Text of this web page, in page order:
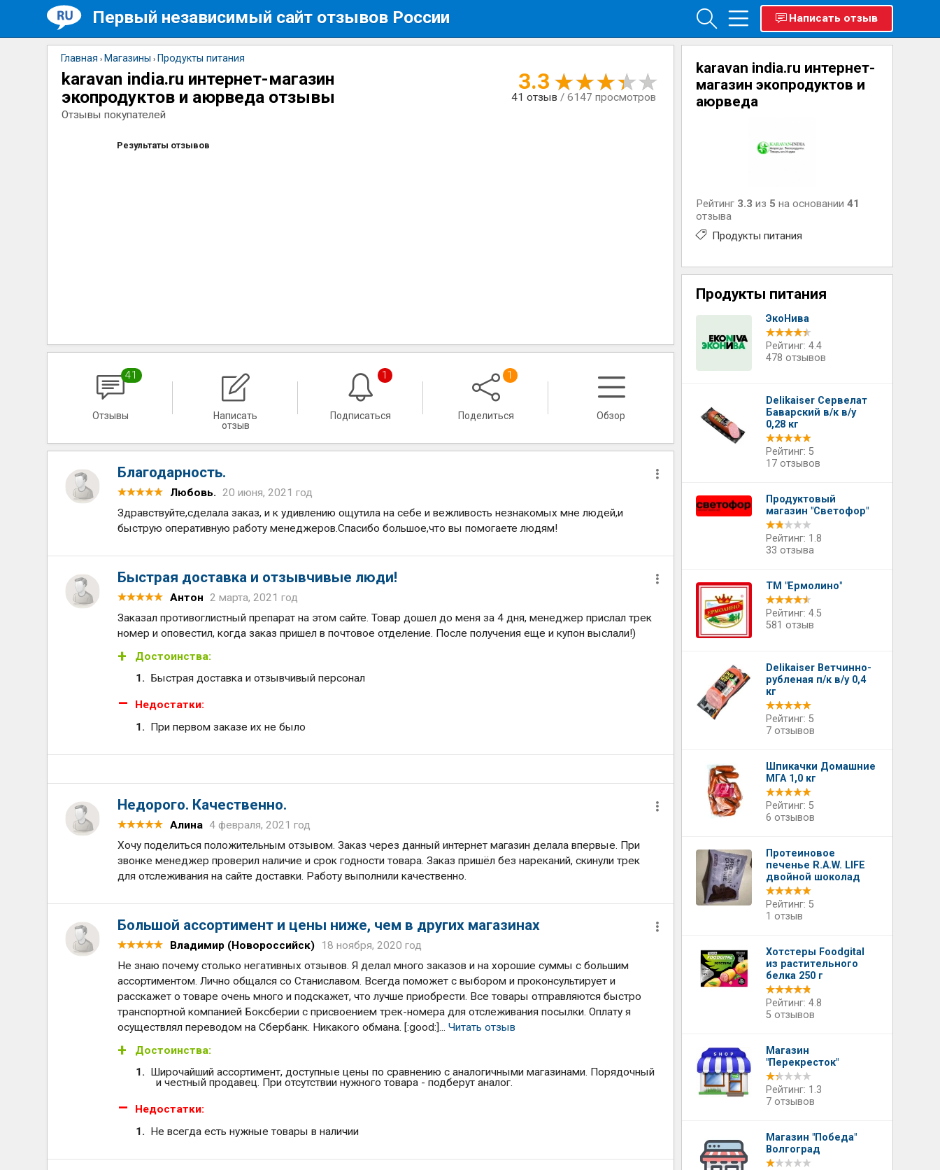
Первый независимый сайт отзывов России Написать отзыв
Главная › Магазины › Продукты питания
karavan india.ru интернет-магазин
экопродуктов и аюрведа отзывы
Отзывы покупателей
3.3
41 отзыв/ 6147 просмотров
Результаты отзывов
41
Отзывы
Написать
отзыв
1
Подписаться
1
Поделиться Обзор
Благодарность.
Любовь. 20 июня, 2021 год
Здравствуйте,сделала заказ, и к удивлению ощутила на себе и вежливость незнакомых мне людей,и
быструю оперативную работу менеджеров.Спасибо большое,что вы помогаете людям!
Быстрая доставка и отзывчивые люди!
Антон 2 марта, 2021 год
Заказал противоглистный препарат на этом сайте. Товар дошел до меня за 4 дня, менеджер прислал трек
номер и оповестил, когда заказ пришел в почтовое отделение. После получения еще и купон выслали!)
Достоинства:
Быстрая доставка и отзывчивый персонал
Недостатки:
При первом заказе их не было
Недорого. Качественно.
Алина 4 февраля, 2021 год
Хочу поделиться положительным отзывом. Заказ через данный интернет магазин делала впервые. При
звонке менеджер проверил наличие и срок годности товара. Заказ пришёл без нареканий, скинули трек
для отслеживания на сайте доставки. Работу выполнили качественно.
Большой ассортимент и цены ниже, чем в других магазинах
Владимир (Новороссийск)
18 ноября, 2020 год
Не знаю почему столько негативных отзывов. Я делал много заказов и на хорошие суммы с большим
ассортиментом. Лично общался со Станиславом. Всегда поможет с выбором и проконсультирует и
расскажет о товаре очень много и подскажет, что лучше приобрести. Все товары отправляются быстро
транспортной компанией Боксберии с присвоением трек-номера для отслеживания посылки. Оплату я
осуществлял переводом на Сбербанк. Никакого обмана. [:good:]...Читать отзыв
Достоинства:
Широчайший ассортимент, доступные цены по сравнению с аналогичными магазинами. Порядочный
и честный продавец. При отсутствии нужного товара - подберут аналог.
Недостатки:
Не всегда есть нужные товары в наличии
karavan india.ru интернет-
магазин экопродуктов и
аюрведа
Рейтинг 3.3 из 5 на основании41
отзыва
Продукты питания
Продукты питания
ЭкоНива
Рейтинг: 4.4
478 отзывов
Delikaiser Сервелат
Баварский в/к в/у
0,28 кг
Рейтинг: 5
17 отзывов
Продуктовый
магазин "Светофор"
Рейтинг: 1.8
33 отзыва
ТМ "Ермолино"
Рейтинг: 4.5
581 отзыв
Delikaiser Ветчинно-
рубленая п/к в/у 0,4
кг
Рейтинг: 5
7 отзывов
Шпикачки Домашние
МГА 1,0 кг
Рейтинг: 5
6 отзывов
Протеиновое
печенье R.A.W. LIFE
двойной шоколад
Рейтинг: 5
1 отзыв
Хотстеры Foodgital
из растительного
белка 250 г
Рейтинг: 4.8
5 отзывов
Магазин
"Перекресток"
Рейтинг: 1.3
7 отзывов
Магазин "Победа"
Волгоград